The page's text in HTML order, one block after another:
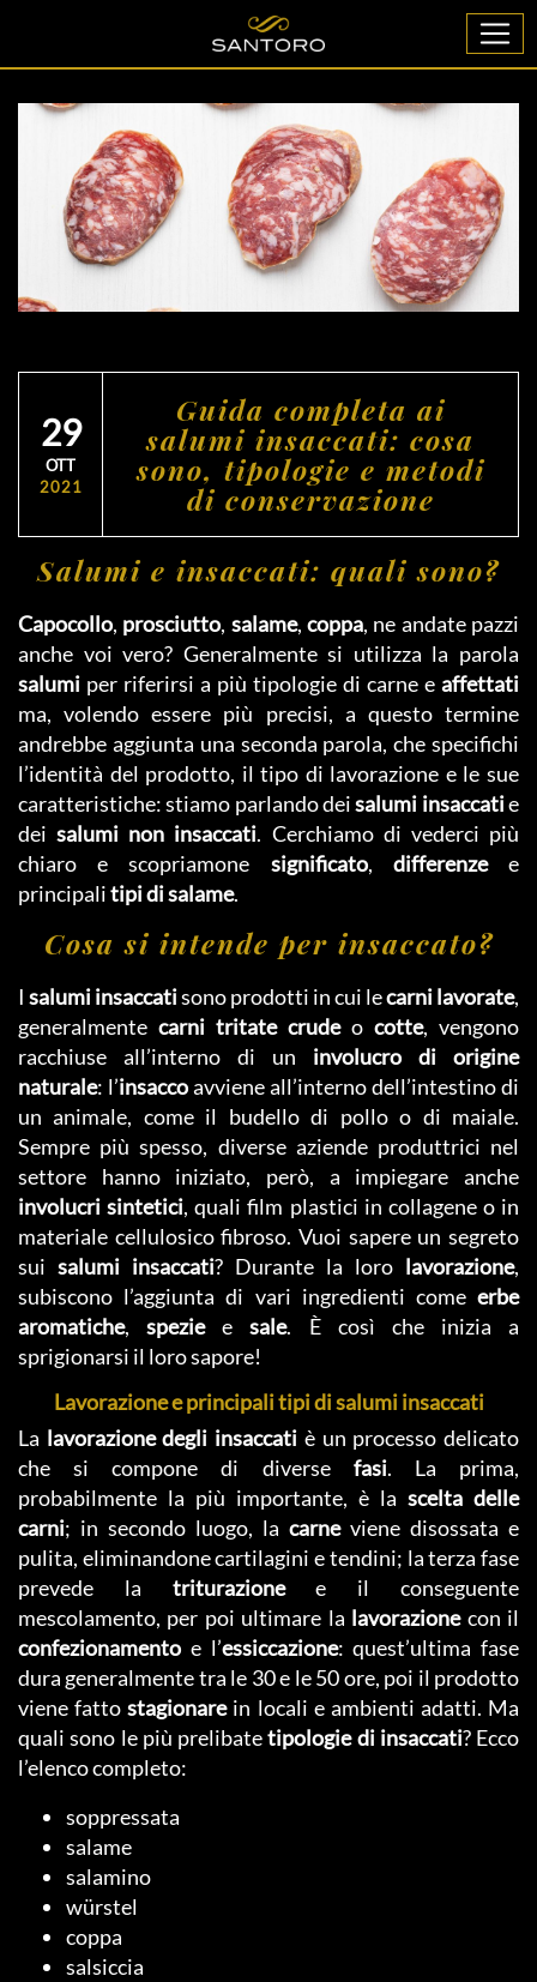
29
OTT
2021
Guida completa ai
salumi insaccati: cosa
sono, tipologie e metodi
di conservazione
Salumi e insaccati: quali sono?
Capocollo, prosciutto, salame,coppa, ne andate pazzi
anche voi vero? Generalmente si utilizza la parola
salumi per riferirsi a più tipologie di carne e affettati
ma, volendo essere più precisi, a questo termine
andrebbe aggiunta una seconda parola, che specifichi
l’identità del prodotto, il tipo di lavorazione e le sue
caratteristiche: stiamo parlando deisalumi insaccatie
deisalumi non insaccati. Cerchiamo di vederci più
chiaro e scopriamone significato, differenzee
principalitipi di salame.
Cosa si intende per insaccato?
I salumi insaccatisono prodotti in cui lecarni lavorate,
generalmente carni tritate crudeo cotte, vengono
racchiuse all’interno di un involucro di origine
naturale: l’insaccoavviene all’interno dell’intestino di
un animale, come il budello di pollo o di maiale.
Sempre più spesso, diverse aziende produttrici nel
settore hanno iniziato, però, a impiegare anche
involucri sintetici, quali film plastici in collagene o in
materiale cellulosico fibroso. Vuoi sapere un segreto
sui salumi insaccati? Durante la loro lavorazione,
subiscono l’aggiunta di vari ingredienti come erbe
aromatiche,spezieesale. È così che inizia a
sprigionarsi il loro sapore!
Lavorazione e principali tipi di salumi insaccati
La lavorazione degli insaccati è un processo delicato
che si compone di diverse fasi. La prima,
probabilmente la più importante, è la scelta delle
carni; in secondo luogo, la carne viene disossata e
pulita, eliminandone cartilagini e tendini; la terza fase
prevede la triturazionee il conseguente
mescolamento, per poi ultimare la lavorazione con il
confezionamento e l’essiccazione: quest’ultima fase
dura generalmente tra le 30 e le 50 ore, poi il prodotto
viene fattostagionare in locali e ambienti adatti. Ma
quali sono le più prelibatetipologie di insaccati? Ecco
l’elenco completo:
soppressata
salame
salamino
würstel
coppa
salsiccia